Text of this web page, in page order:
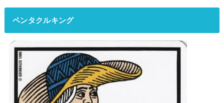
ペンタクルキング